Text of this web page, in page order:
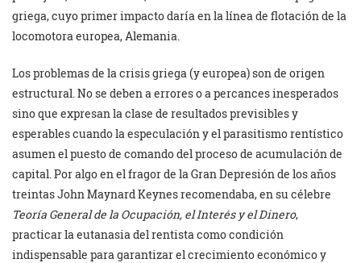
griega, cuyo primer impacto daría en la línea de flotación de la
locomotora europea, Alemania.
Los problemas de la crisis griega (y europea) son de origen
estructural. No se deben a errores o a percances inesperados
sino que expresan la clase de resultados previsibles y
esperables cuando la especulación y el parasitismo rentístico
asumen el puesto de comando del proceso de acumulación de
capital. Por algo en el fragor de la Gran Depresión de los años
treintas John Maynard Keynes recomendaba, en su célebre
Teoría General de la Ocupación, el Interés y el Dinero,
practicar la eutanasia del rentista como condición
indispensable para garantizar el crecimiento económico y